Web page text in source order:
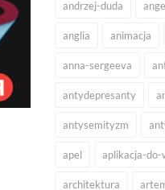
andrzej-duda
anglia animacja
anna-sergeeva
antydepresanty
antysemityzm
apel aplikacja-
architektura